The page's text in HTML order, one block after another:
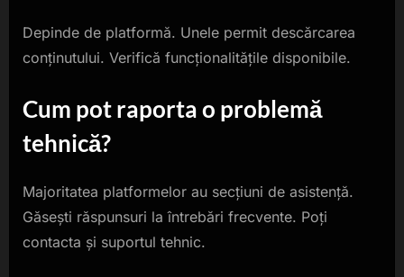
Depinde de platformă. Unele permit descărcarea
conținutului. Verifică funcționalitățile disponibile.
Cum pot raporta o problemă
tehnică?
Majoritatea platformelor au secțiuni de asistență.
Găsești răspunsuri la întrebări frecvente. Poți
contacta și suportul tehnic.